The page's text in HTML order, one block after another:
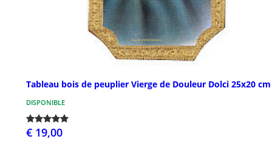
Tableau bois de peuplier Vierge de Douleur Dolci 25x20 cm
DISPONIBLE
€ 19,00